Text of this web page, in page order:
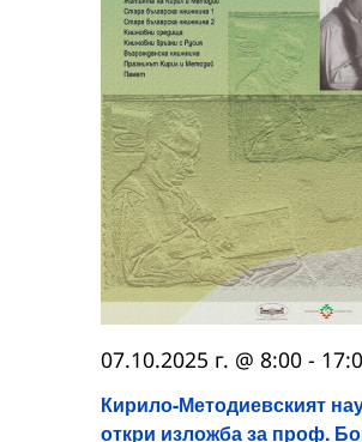
Кирило-Методиевският
откри изложба за проф.
07.10.2025 г. @ 8:00 -